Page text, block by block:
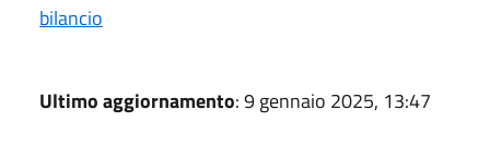
bilancio
Ultimo aggiornamento: 9 gennaio 2025, 13:47